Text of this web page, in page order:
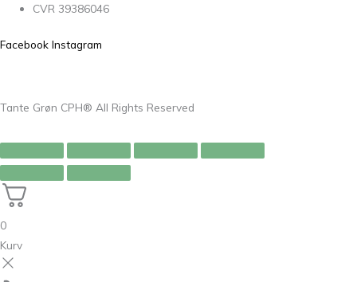
CVR 39386046
Facebook Instagram
Tante Grøn CPH® All Rights Reserved
0
Kurv